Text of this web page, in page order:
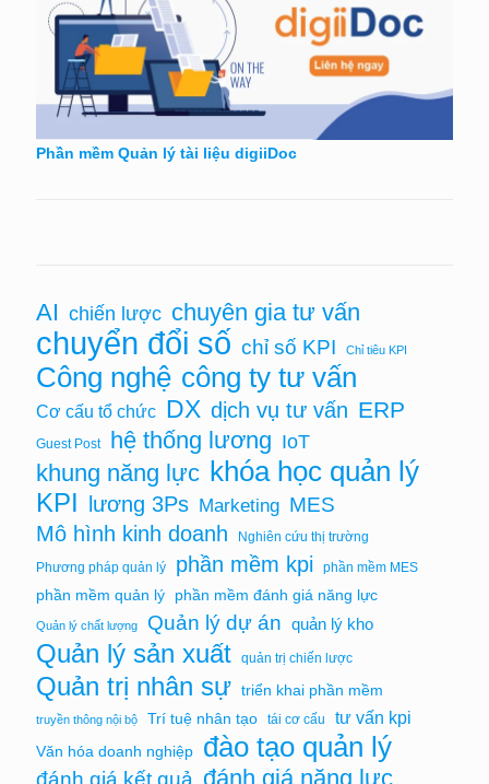
Phần mềm Quản lý tài liệu digiiDoc
AI chiến lược chuyên gia tư vấn
chuyển đổi số chỉ số KPI Chỉ tiêu KPI
Công nghệ công ty tư vấn
Cơ cấu tổ chức DX dịch vụ tư vấn ERP
Guest Post hệ thống lương IoT
khung năng lực khóa học quản lý
KPI lương 3Ps Marketing MES
Mô hình kinh doanh
Nghiên cứu thị trường
Phương pháp quản lý
phần mềm kpi phần mềm MES
phần mềm quản lý phần mềm đánh giá năng lực
Quản lý chất lượng Quản lý dự án quản lý kho
Quản lý sản xuất quản trị chiến lược
Quản trị nhân sự triển khai phần mềm
truyền thông nội bộ Trí tuệ nhân tạo tái cơ cấu tư vấn kpi
Văn hóa doanh nghiệp đào tạo quản lý
đánh giá kết quả đánh giá năng lực